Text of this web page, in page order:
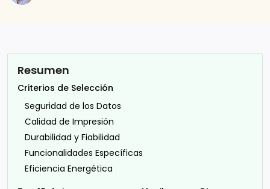
Resumen
Criterios de Selección
Seguridad de los Datos
Calidad de Impresión
Durabilidad y Fiabilidad
Funcionalidades Específicas
Eficiencia Energética